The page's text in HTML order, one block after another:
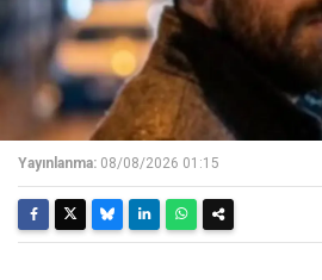
Yayınlanma: 08/08/2026 01:15